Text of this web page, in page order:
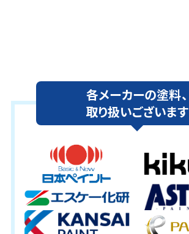
各メーカーの塗料、
取り扱いございます